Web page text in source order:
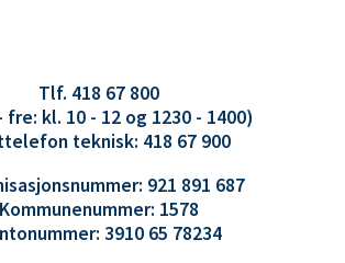
Tlf. 418 67 800
fre: kl. 10 - 12 og 1230 - 1400)
teknisk: 418 67 900
921 891 687
Kommunenummer: 1578
3910 65 78234